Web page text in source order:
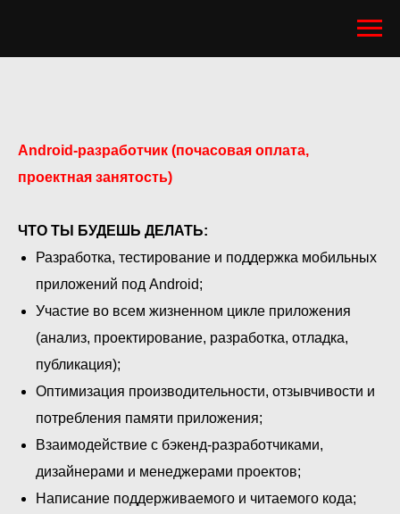
Android-разработчик (почасовая оплата,
проектная занятость)
ЧТО ТЫ БУДЕШЬ ДЕЛАТЬ:
Разработка, тестирование и поддержка мобильных
приложений под Android;
Участие во всем жизненном цикле приложения
(анализ, проектирование, разработка, отладка,
публикация);
Оптимизация производительности, отзывчивости и
потребления памяти приложения;
Взаимодействие с бэкенд-разработчиками,
дизайнерами и менеджерами проектов;
Написание поддерживаемого и читаемого кода;